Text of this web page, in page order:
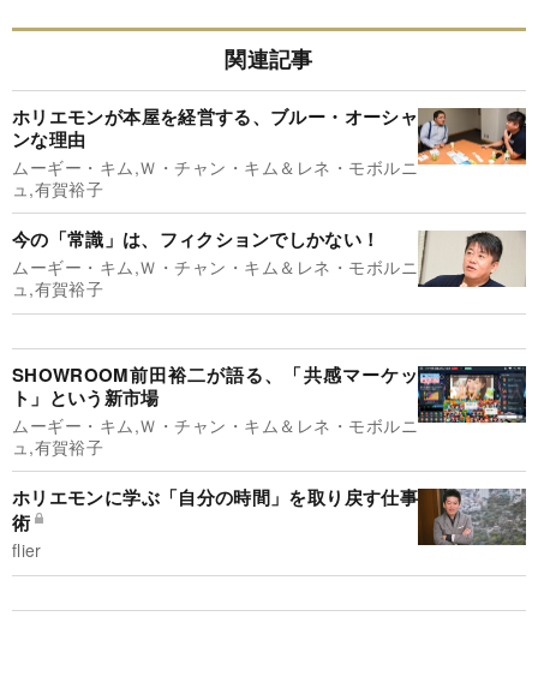
関連記事
ホリエモンが本屋を経営する、ブルー・オーシャ
ンな理由
ムーギー・キム,Ｗ・チャン・キム＆レネ・モボルニ
ュ,有賀裕子
今の「常識」は、フィクションでしかない！
ムーギー・キム,Ｗ・チャン・キム＆レネ・モボルニ
ュ,有賀裕子
SHOWROOM前田裕二が語る、「共感マーケッ
ト」という新市場
ムーギー・キム,Ｗ・チャン・キム＆レネ・モボルニ
ュ,有賀裕子
ホリエモンに学ぶ「自分の時間」を取り戻す仕事
術
flier